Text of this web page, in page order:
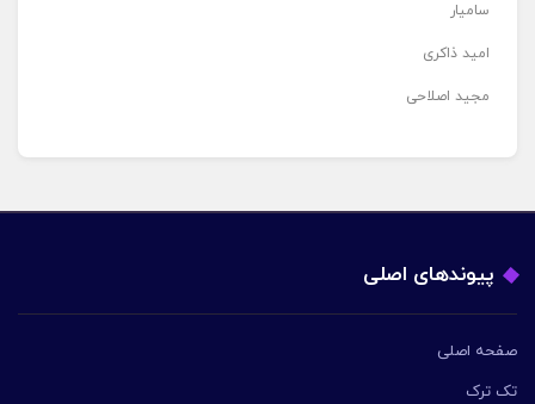
سامیار
امید ذاکری
مجید اصلاحی
پیوندهای اصلی
صفحه اصلی
تک ترک